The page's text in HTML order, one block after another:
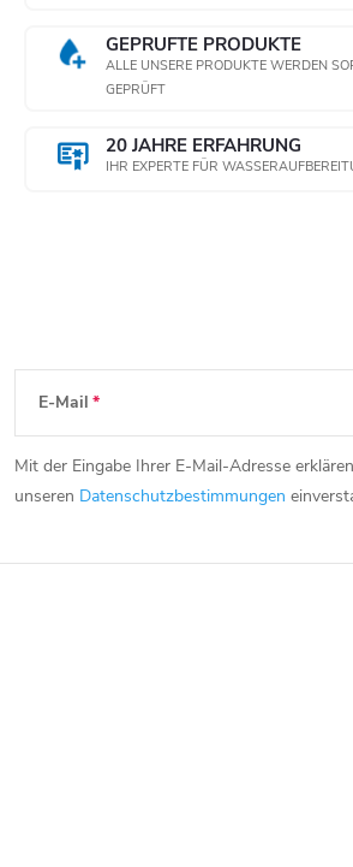
GEPRÜFTE PRODUKTE
ALLE UNSERE PRODUKTE WERDEN
GEPRÜFT
20 JAHRE ERFAHRUNG
IHR EXPERTE FÜR
F
u
ß
z
E-Mail
Mit der Eingabe Ihrer E-Mail-Adresse
unseren Datenschutzbestimmungen